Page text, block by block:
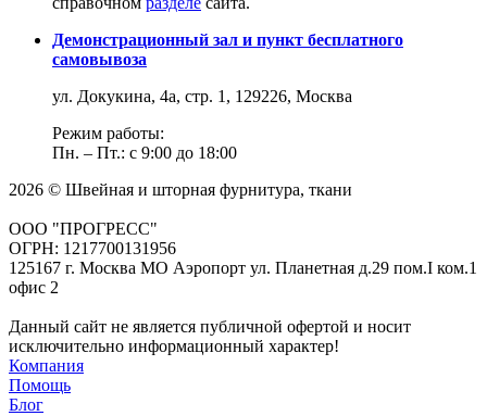
Демонстрационный зал и пункт бесплатного
самовывоза
ул. Докукина, 4а, стр. 1, 129226, Москва
Режим работы:
Пн. – Пт.: с 9:00 до 18:00
2026 © Швейная и шторная фурнитура, ткани
ООО "ПРОГРЕСС"
ОГРН: 1217700131956
125167 г. Москва МО Аэропорт ул. Планетная д.29 пом.I ком.1
офис 2
Данный сайт не является публичной офертой и носит
исключительно информационный характер!
Компания
Помощь
Блог